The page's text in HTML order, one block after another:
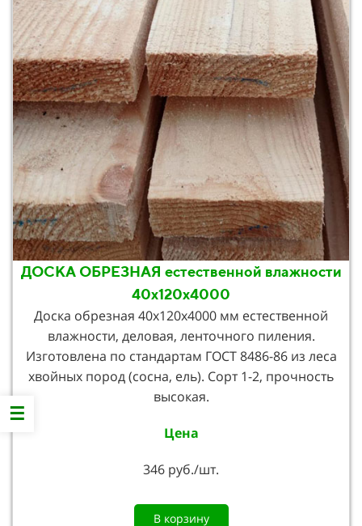
ДОСКА ОБРЕЗНАЯ естественной влажности
40х120х4000
Доска обрезная 40х120х4000 мм естественной
влажности, деловая, ленточного пиления.
Изготовлена по стандартам ГОСТ 8486-86 из леса
хвойных пород (сосна, ель). Сорт 1-2, прочность
высокая.
Цена
346 руб./шт.
В корзину